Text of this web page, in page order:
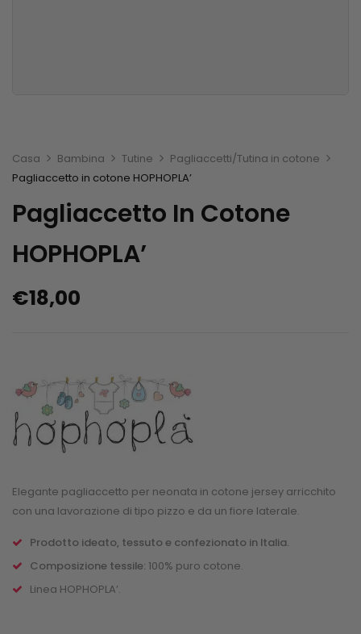
Casa Bambina Tutine
Pagliaccetti/Tutina in cotone
Pagliaccetto in cotone HOPHOPLA’
Pagliaccetto In Cotone
HOPHOPLA’
€18,00
Elegante pagliaccetto per neonata in cotone jersey arricchito
con una lavorazione di tipo pizzo e da un fiore laterale.
Prodotto ideato, tessuto e confezionato in Italia.
Composizione tessile: 100% puro cotone.
Linea HOPHOPLA’.